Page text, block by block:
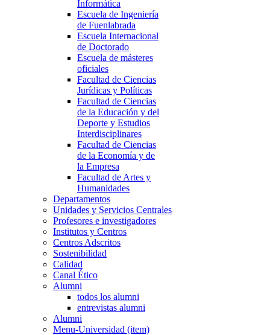
Informática
Escuela de Ingeniería
de Fuenlabrada
Escuela Internacional
de Doctorado
Escuela de másteres
oficiales
Facultad de Ciencias
Jurídicas y Políticas
Facultad de Ciencias
de la Educación y del
Deporte y Estudios
Interdisciplinares
Facultad de Ciencias
de la Economía y de
la Empresa
Facultad de Artes y
Humanidades
Departamentos
Unidades y Servicios Centrales
Profesores e investigadores
Institutos y Centros
Centros Adscritos
Sostenibilidad
Calidad
Canal Ético
Alumni
todos los alumni
entrevistas alumni
Alumni
Menu-Universidad (item)